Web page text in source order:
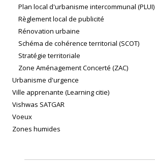
Plan local d'urbanisme intercommunal (PLUI)
Règlement local de publicité
Rénovation urbaine
Schéma de cohérence territorial (SCOT)
Stratégie territoriale
Zone Aménagement Concerté (ZAC)
Urbanisme d'urgence
Ville apprenante (Learning citie)
Vishwas SATGAR
Voeux
Zones humides